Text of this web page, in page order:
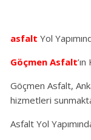
asfalt Yol
Göçmen Asfalt
Göçmen Asfalt,
hizmetleri
Asfalt Yol